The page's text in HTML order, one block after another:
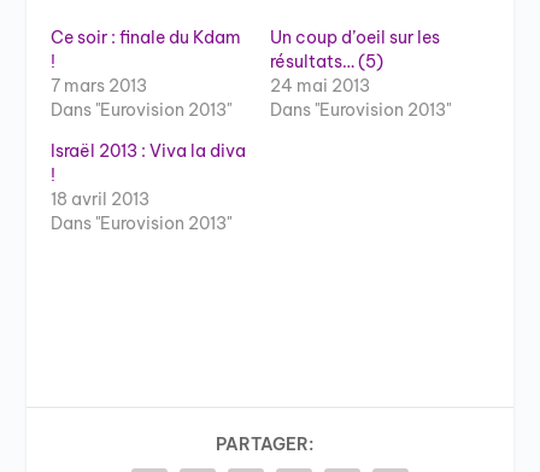
Ce soir : finale du Kdam
!
7 mars 2013
Dans "Eurovision 2013"
Un coup d’oeil sur les
résultats… (5)
24 mai 2013
Dans "Eurovision 2013"
Israël 2013 : Viva la diva
!
18 avril 2013
Dans "Eurovision 2013"
PARTAGER: